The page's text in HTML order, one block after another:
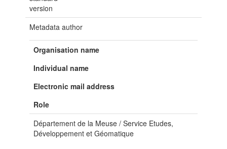
version
Metadata author
Organisation name
Individual name
Electronic mail address
Role
Département de la Meuse / Service Etudes,
Développement et Géomatique